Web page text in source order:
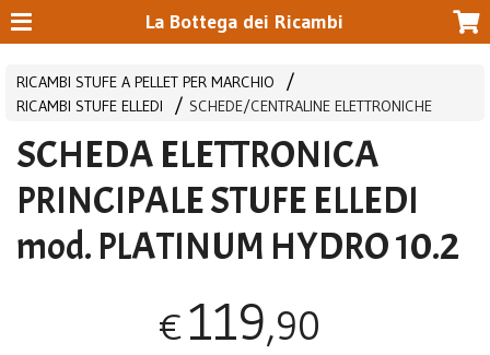
La Bottega dei Ricambi
RICAMBI STUFE A PELLET PER MARCHIO
RICAMBI STUFE ELLEDI
SCHEDE/CENTRALINE ELETTRONICHE
SCHEDA ELETTRONICA
PRINCIPALE STUFE ELLEDI
mod. PLATINUM HYDRO 10.2
€119,90